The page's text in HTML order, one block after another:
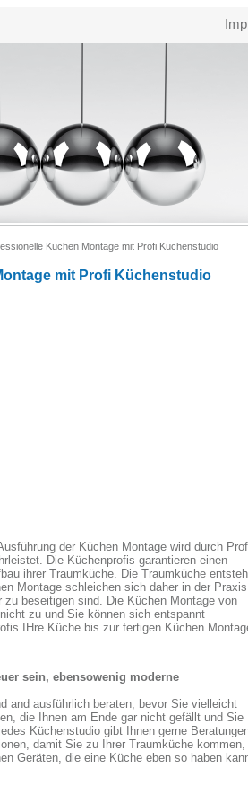
Küchen Montage mit Profi Küchenstudio
mit Profi Küchenstudio
der Küchen Montage wird durch
Die Küchenprofis garantieren einen
ihrer Traumküche. Die Traumküche
Montage schleichen sich daher in der Praxis
zu beseitigen sind. Die Küchen Montage von
zu und Sie können sich entspannt
IHre Küche bis zur fertigen Küchen
sein, ebensowenig moderne
and ausführlich beraten, bevor Sie vielleicht
die Ihnen am Ende gar nicht gefällt und Sie
Küchenstudio gibt Ihnen gerne
damit Sie zu Ihrer Traumküche kommen,
Geräten, die eine Küche eben so haben